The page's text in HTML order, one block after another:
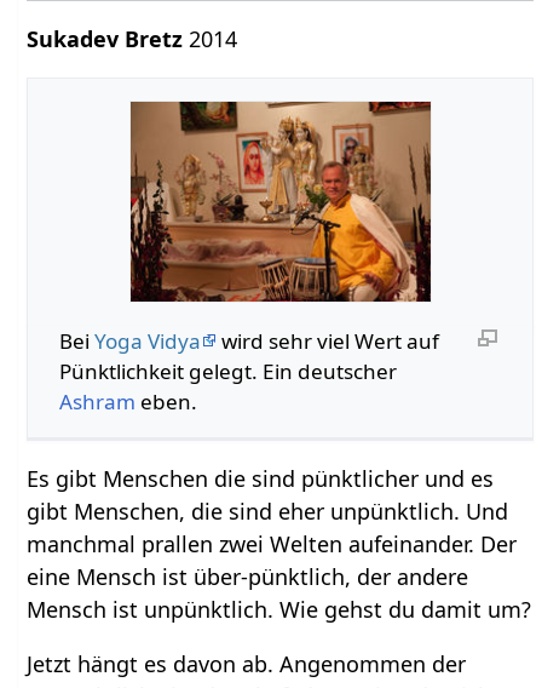
Sukadev Bretz 2014
Bei Yoga Vidya
wird sehr viel Wert auf
Pünktlichkeit gelegt. Ein deutscher
Ashram eben.
Es gibt Menschen die sind pünktlicher und es
gibt Menschen, die sind eher unpünktlich. Und
manchmal prallen zwei Welten aufeinander. Der
eine Mensch ist über-pünktlich, der andere
Mensch ist unpünktlich. Wie gehst du damit um?
Jetzt hängt es davon ab. Angenommen der